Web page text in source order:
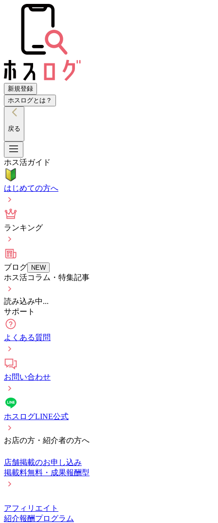
新規登録
ホスログとは？
戻る
ホス活ガイド
はじめての方へ
ランキング
ブログ NEW
ホス活コラム・特集記事
読み込み中...
サポート
よくある質問
お問い合わせ
ホスログLINE公式
お店の方・紹介者の方へ
店舗掲載のお申し込み
掲載料無料・成果報酬型
アフィリエイト
紹介報酬プログラム